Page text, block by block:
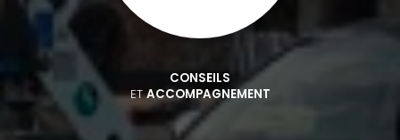
CONSEILS
ETACCOMPAGNEMENT